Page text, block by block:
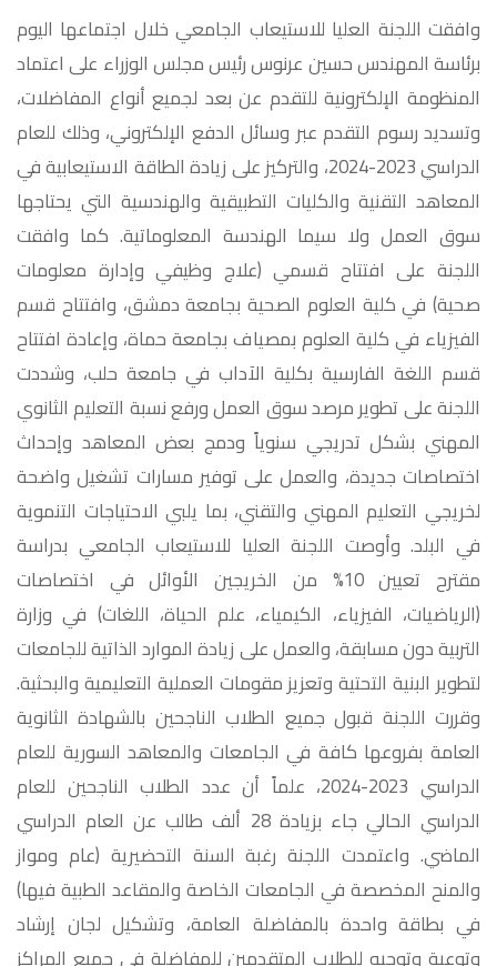
وافقت اللجنة العليا للاستيعاب الجامعي خلال اجتماعها اليوم
برئاسة المهندس حسين عرنوس رئيس مجلس الوزراء على اعتماد
المنظومة الإلكترونية للتقدم عن بعد لجميع أنواع المفاضلات،
وتسديد رسوم التقدم عبر وسائل الدفع الإلكتروني، وذلك للعام
الدراسي 2023-2024، والتركيز على زيادة الطاقة الاستيعابية في
المعاهد التقنية والكليات التطبيقية والهندسية التي يحتاجها
سوق العمل ولا سيما الهندسة المعلوماتية. كما وافقت
اللجنة على افتتاح قسمي (علاج وظيفي وإدارة معلومات
صحية) في كلية العلوم الصحية بجامعة دمشق، وافتتاح قسم
الفيزياء في كلية العلوم بمصياف بجامعة حماة، وإعادة افتتاح
قسم اللغة الفارسية بكلية الآداب في جامعة حلب، وشددت
اللجنة على تطوير مرصد سوق العمل ورفع نسبة التعليم الثانوي
المهني بشكل تدريجي سنوياً ودمج بعض المعاهد وإحداث
اختصاصات جديدة، والعمل على توفير مسارات تشغيل واضحة
لخريجي التعليم المهني والتقني، بما يلبي الاحتياجات التنموية
في البلد. وأوصت اللجنة العليا للاستيعاب الجامعي بدراسة
مقترح تعيين 10% من الخريجين الأوائل في اختصاصات
(الرياضيات، الفيزياء، الكيمياء، علم الحياة، اللغات) في وزارة
التربية دون مسابقة، والعمل على زيادة الموارد الذاتية للجامعات
لتطوير البنية التحتية وتعزيز مقومات العملية التعليمية والبحثية.
وقررت اللجنة قبول جميع الطلاب الناجحين بالشهادة الثانوية
العامة بفروعها كافة في الجامعات والمعاهد السورية للعام
الدراسي 2023-2024، علماً أن عدد الطلاب الناجحين للعام
الدراسي الحالي جاء بزيادة 28 ألف طالب عن العام الدراسي
الماضي. واعتمدت اللجنة رغبة السنة التحضيرية (عام ومواز
والمنح المخصصة في الجامعات الخاصة والمقاعد الطبية فيها)
في بطاقة واحدة بالمفاضلة العامة، وتشكيل لجان إرشاد
وتوعية وتوجيه للطلاب المتقدمين للمفاضلة في جميع المراكز